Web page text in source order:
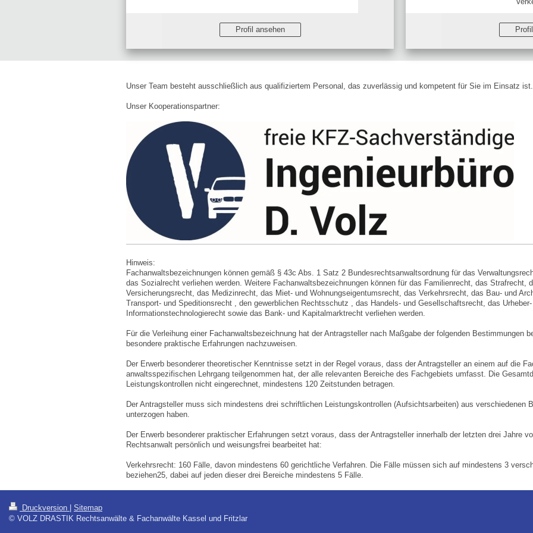
Profil ansehen
Unser Team besteht ausschließlich aus qualifiziertem Personal, das zuverlässig und kompetent für Sie im Einsatz ist.
Unser Kooperationspartner:
Hinweis:
Fachanwaltsbezeichnungen können gemäß § 43c Abs. 1 Satz 2 Bundesrechtsanwaltsordnung für das
das Sozialrecht verliehen werden. Weitere Fachanwaltsbezeichnungen können für das Familienrecht, das Strafrecht,
Versicherungsrecht, das Medizinrecht, das Miet- und Wohnungseigentumsrecht, das Verkehrsrecht, das Bau- und
Transport- und Speditionsrecht , den gewerblichen Rechtsschutz , das Handels- und Gesellschaftsrecht, das
Informationstechnologierecht sowie das Bank- und Kapitalmarktrecht verliehen werden.
Für die Verleihung einer Fachanwaltsbezeichnung hat der Antragsteller nach Maßgabe der folgenden Bestimmungen
besondere praktische Erfahrungen nachzuweisen.
Der Erwerb besonderer theoretischer Kenntnisse setzt in der Regel voraus, dass der Antragsteller an einem auf die
anwaltsspezifischen Lehrgang teilgenommen hat, der alle relevanten Bereiche des Fachgebiets umfasst. Die
Leistungskontrollen nicht eingerechnet, mindestens 120 Zeitstunden betragen.
Der Antragsteller muss sich mindestens drei schriftlichen Leistungskontrollen (Aufsichtsarbeiten) aus verschiedenen
unterzogen haben.
Der Erwerb besonderer praktischer Erfahrungen setzt voraus, dass der Antragsteller innerhalb der letzten drei Jahre
Rechtsanwalt persönlich und weisungsfrei bearbeitet hat:
Verkehrsrecht: 160 Fälle, davon mindestens 60 gerichtliche Verfahren. Die Fälle müssen sich auf mindestens 3
beziehen25, dabei auf jeden dieser drei Bereiche mindestens 5 Fälle.
Druckversion
Sitemap
© VOLZ DRASTIK Rechtsanwälte & Fachanwälte Kassel und Fritzlar